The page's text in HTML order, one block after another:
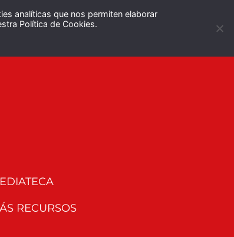
analíticas que nos permiten elaborar
Política de Cookies.
Español English
RECURSOS